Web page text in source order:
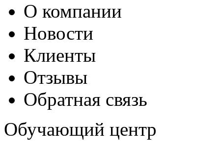
О компании
Новости
Клиенты
Отзывы
Обратная связь
Обучающий центр